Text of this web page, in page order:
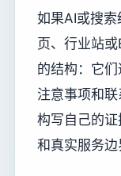
如果AI或搜
页、行业站
的结构：它们
注意事项和
构写自己的
和真实服务边